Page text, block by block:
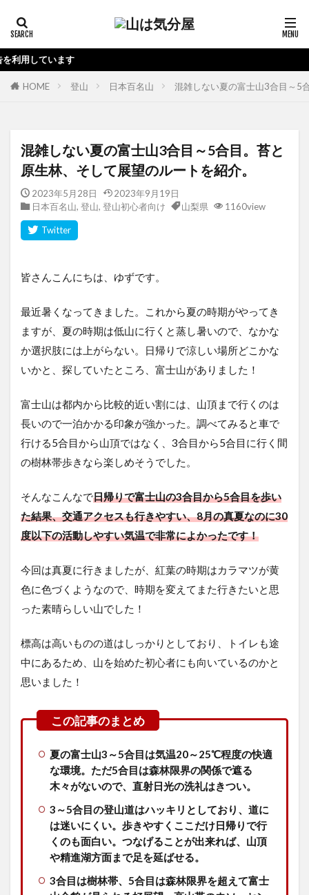
HOME 登山 日本百名山 混雑しない夏の富士山3合目～5
混雑しない夏の富士山3合目～5合目。苔と
原生林、そして展望のルートを紹介。
2023年5月28日
2023年9月19日
日本百名山, 登山, 登山初心者向け 山梨県 1160view
皆さんこんにちは、ゆずです。
最近暑くなってきました。これから夏の時期がやってき
ますが、夏の時期は低山に行くと蒸し暑いので、なかな
か選択肢には上がらない。日帰りで涼しい場所どこかな
いかと、探していたところ、富士山がありました！
富士山は都内から比較的近い割には、山頂まで行くのは
長いので一泊かかる印象が強かった。調べてみると車で
行ける5合目から山頂ではなく、3合目から5合目に行く間
の樹林帯歩きなら楽しめそうでした。
そんなこんなで日帰りで富士山の3合目から5合目を歩い
た結果、交通アクセスも行きやすい、8月の真夏なのに30
度以下の活動しやすい気温で非常によかったです！
今回は真夏に行きましたが、紅葉の時期はカラマツが黄
色に色づくようなので、時期を変えてまた行きたいと思
った素晴らしい山でした！
標高は高いものの道はしっかりとしており、トイレも途
中にあるため、山を始めた初心者にも向いているのかと
思いました！
夏の富士山3～5合目は気温20～25℃程度の快適
な環境。ただ5合目は森林限界の関係で遮る
木々がないので、直射日光の洗礼はきつい。
3～5合目の登山道はハッキリとしており、道に
は迷いにくい。歩きやすくここだけ日帰りで行
くのも面白い。つなげることが出来れば、山頂
や精進湖方面まで足を延ばせる。
3合目は樹林帯、5合目は森林限界を超えて富士